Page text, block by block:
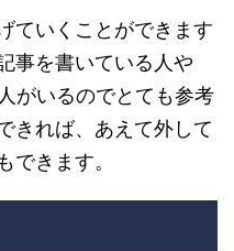
ていくことができます
事を書いている人や
がいるのでとても参考
きれば、あえて外して
できます。